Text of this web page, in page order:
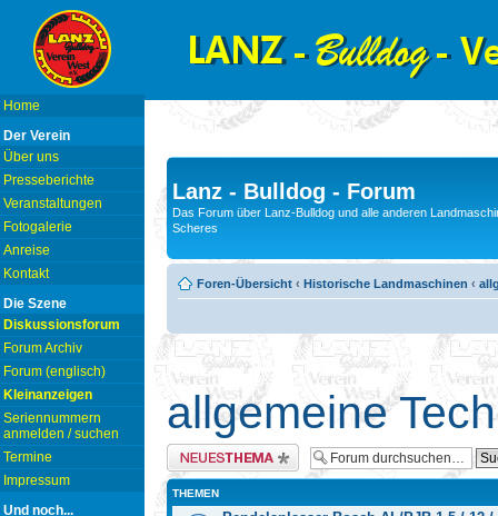
Home
Der Verein
Über uns
Presseberichte
Veranstaltungen
Fotogalerie
Anreise
Kontakt
Die Szene
Diskussionsforum
Forum Archiv
Forum (englisch)
Kleinanzeigen
Seriennummern
anmelden / suchen
Termine
Impressum
Und noch...
Lanz - Bulldog - Forum
Das Forum über Lanz-Bulldog und alle anderen
Scheres
Foren-Übersicht ‹ Historische Landmaschinen ‹
allgemeine
Neues Thema erstellen
THEMEN